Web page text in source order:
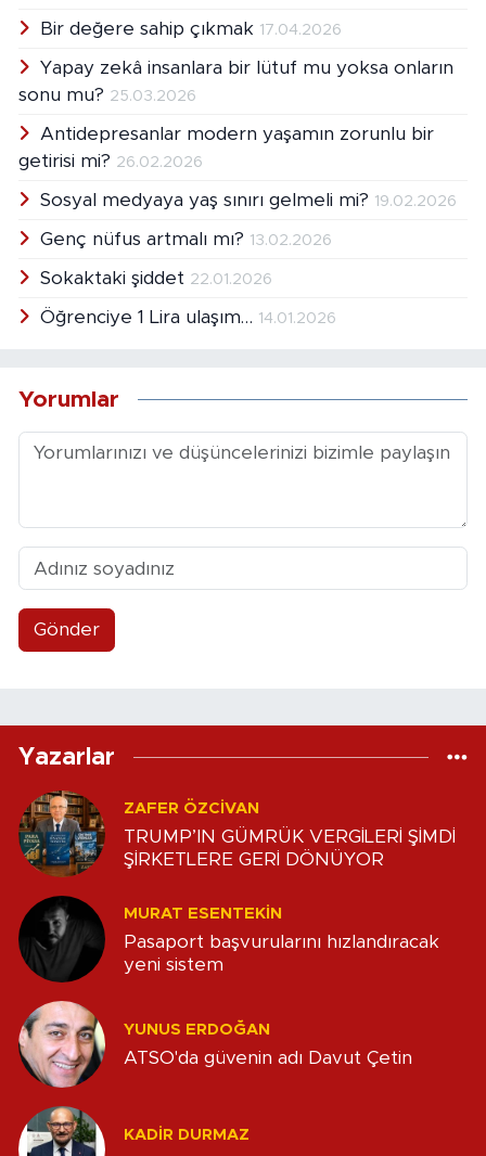
Bir değere sahip çıkmak 17.04.2026
Yapay zekâ insanlara bir lütuf mu yoksa onların
sonu mu? 25.03.2026
Antidepresanlar modern yaşamın zorunlu bir
getirisi mi? 26.02.2026
Sosyal medyaya yaş sınırı gelmeli mi? 19.02.2026
Genç nüfus artmalı mı? 13.02.2026
Sokaktaki şiddet 22.01.2026
Öğrenciye 1 Lira ulaşım… 14.01.2026
Yorumlar
Gönder
Yazarlar
ZAFER ÖZCIVAN
TRUMP’IN GÜMRÜK VERGİLERİ ŞİMDİ
ŞİRKETLERE GERİ DÖNÜYOR
MURAT ESENTEKIN
Pasaport başvurularını hızlandıracak
yeni sistem
YUNUS ERDOĞAN
ATSO'da güvenin adı Davut Çetin
KADIR DURMAZ